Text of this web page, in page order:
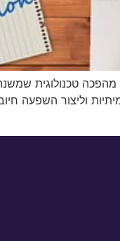
טכנולוגית
וליצור השפעה